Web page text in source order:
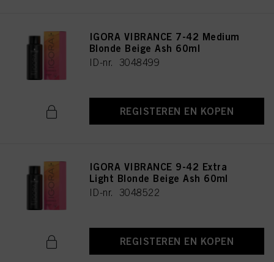
IGORA VIBRANCE 7-42 Medium
Blonde Beige Ash 60ml
ID-nr. 3048499
REGISTEREN EN KOPEN
IGORA VIBRANCE 9-42 Extra
Light Blonde Beige Ash 60ml
ID-nr. 3048522
REGISTEREN EN KOPEN